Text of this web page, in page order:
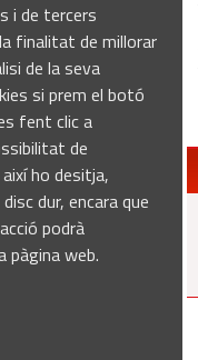
i de tercers
finalitat de millorar
de la seva
si prem el botó
fent clic a
de
ho desitja,
dur, encara que
podrà
pàgina web.